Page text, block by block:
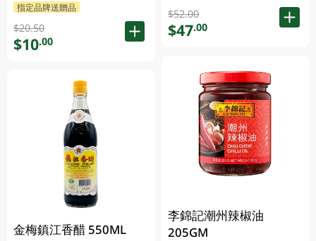
指定品牌送贈品
$20.50
$10.00
金梅鎮江香醋 550ML
$52.00
$47.00
李錦記潮州辣椒油
205GM